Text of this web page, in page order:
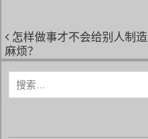
b
o
a
n
e
文章导航
怎样做事才不会给别人制造
麻烦？
搜
索